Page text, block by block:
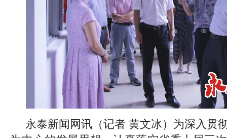
永泰新闻网讯（记者 黄文冰）为深入贯